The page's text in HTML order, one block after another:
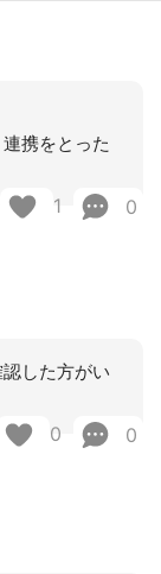
携をとった
1 0
した方がい
0 0